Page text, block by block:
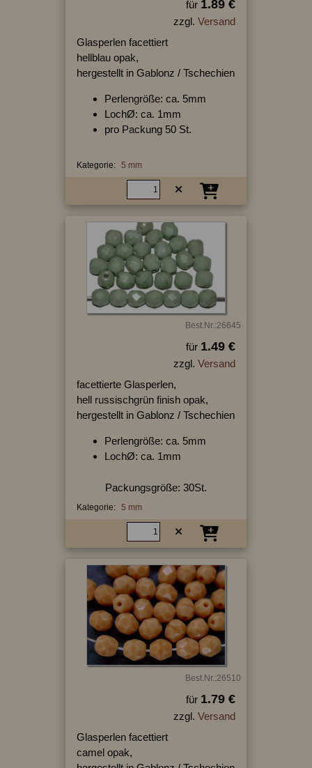
für 1.89 €
zzgl. Versand
Glasperlen facettiert
hellblau opak,
hergestellt in Gablonz / Tschechien
Perlengröße: ca. 5mm
LochØ: ca. 1mm
pro Packung 50 St.
Kategorie: 5 mm
Best.Nr.:26645
für 1.49 €
zzgl. Versand
facettierte Glasperlen,
hell russischgrün finish opak,
hergestellt in Gablonz / Tschechien
Perlengröße: ca. 5mm
LochØ: ca. 1mm
Packungsgröße: 30St.
Kategorie: 5 mm
Best.Nr.:26510
für 1.79 €
zzgl. Versand
Glasperlen facettiert
camel opak,